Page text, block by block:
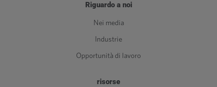
Riguardo a noi
Nei media
Industrie
Opportunità di lavoro
risorse